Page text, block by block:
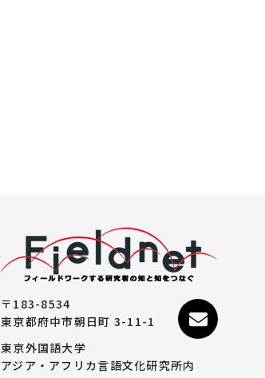
〒183-8534
東京都府中市朝日町 3-11-1
東京外国語大学
アジア・アフリカ言語文化研究所内